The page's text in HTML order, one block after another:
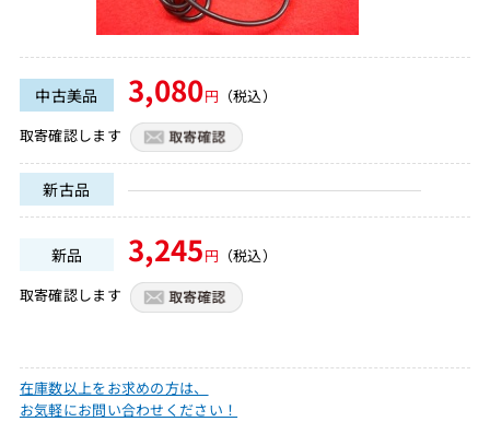
中古美品 3,080円 （税込）
取寄確認します
新古品
新品 3,245円 （税込）
取寄確認します
在庫数以上をお求めの方は、
お気軽にお問い合わせください！